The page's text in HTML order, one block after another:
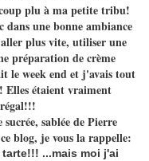
plu à ma petite tribu!
une bonne ambiance
plus vite, utiliser une
préparation de crème
le week end et j'avais tout
Elles étaient vraiment
sablée de Pierre
blog, je vous la rappelle:
tarte!!! ...mais moi j'ai